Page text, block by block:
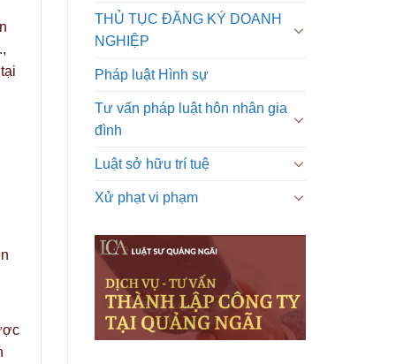
THỦ TỤC ĐĂNG KÝ DOANH
NGHIỆP
Pháp luật Hình sự
Tư vấn pháp luật hôn nhân gia
đình
Luật sở hữu trí tuệ
Xử phạt vi phạm